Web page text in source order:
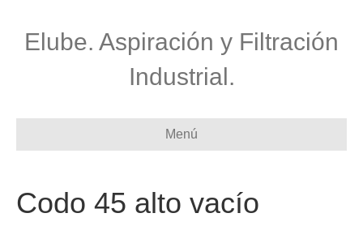
Elube. Aspiración y Filtración
Industrial.
Menú
Codo 45 alto vacío